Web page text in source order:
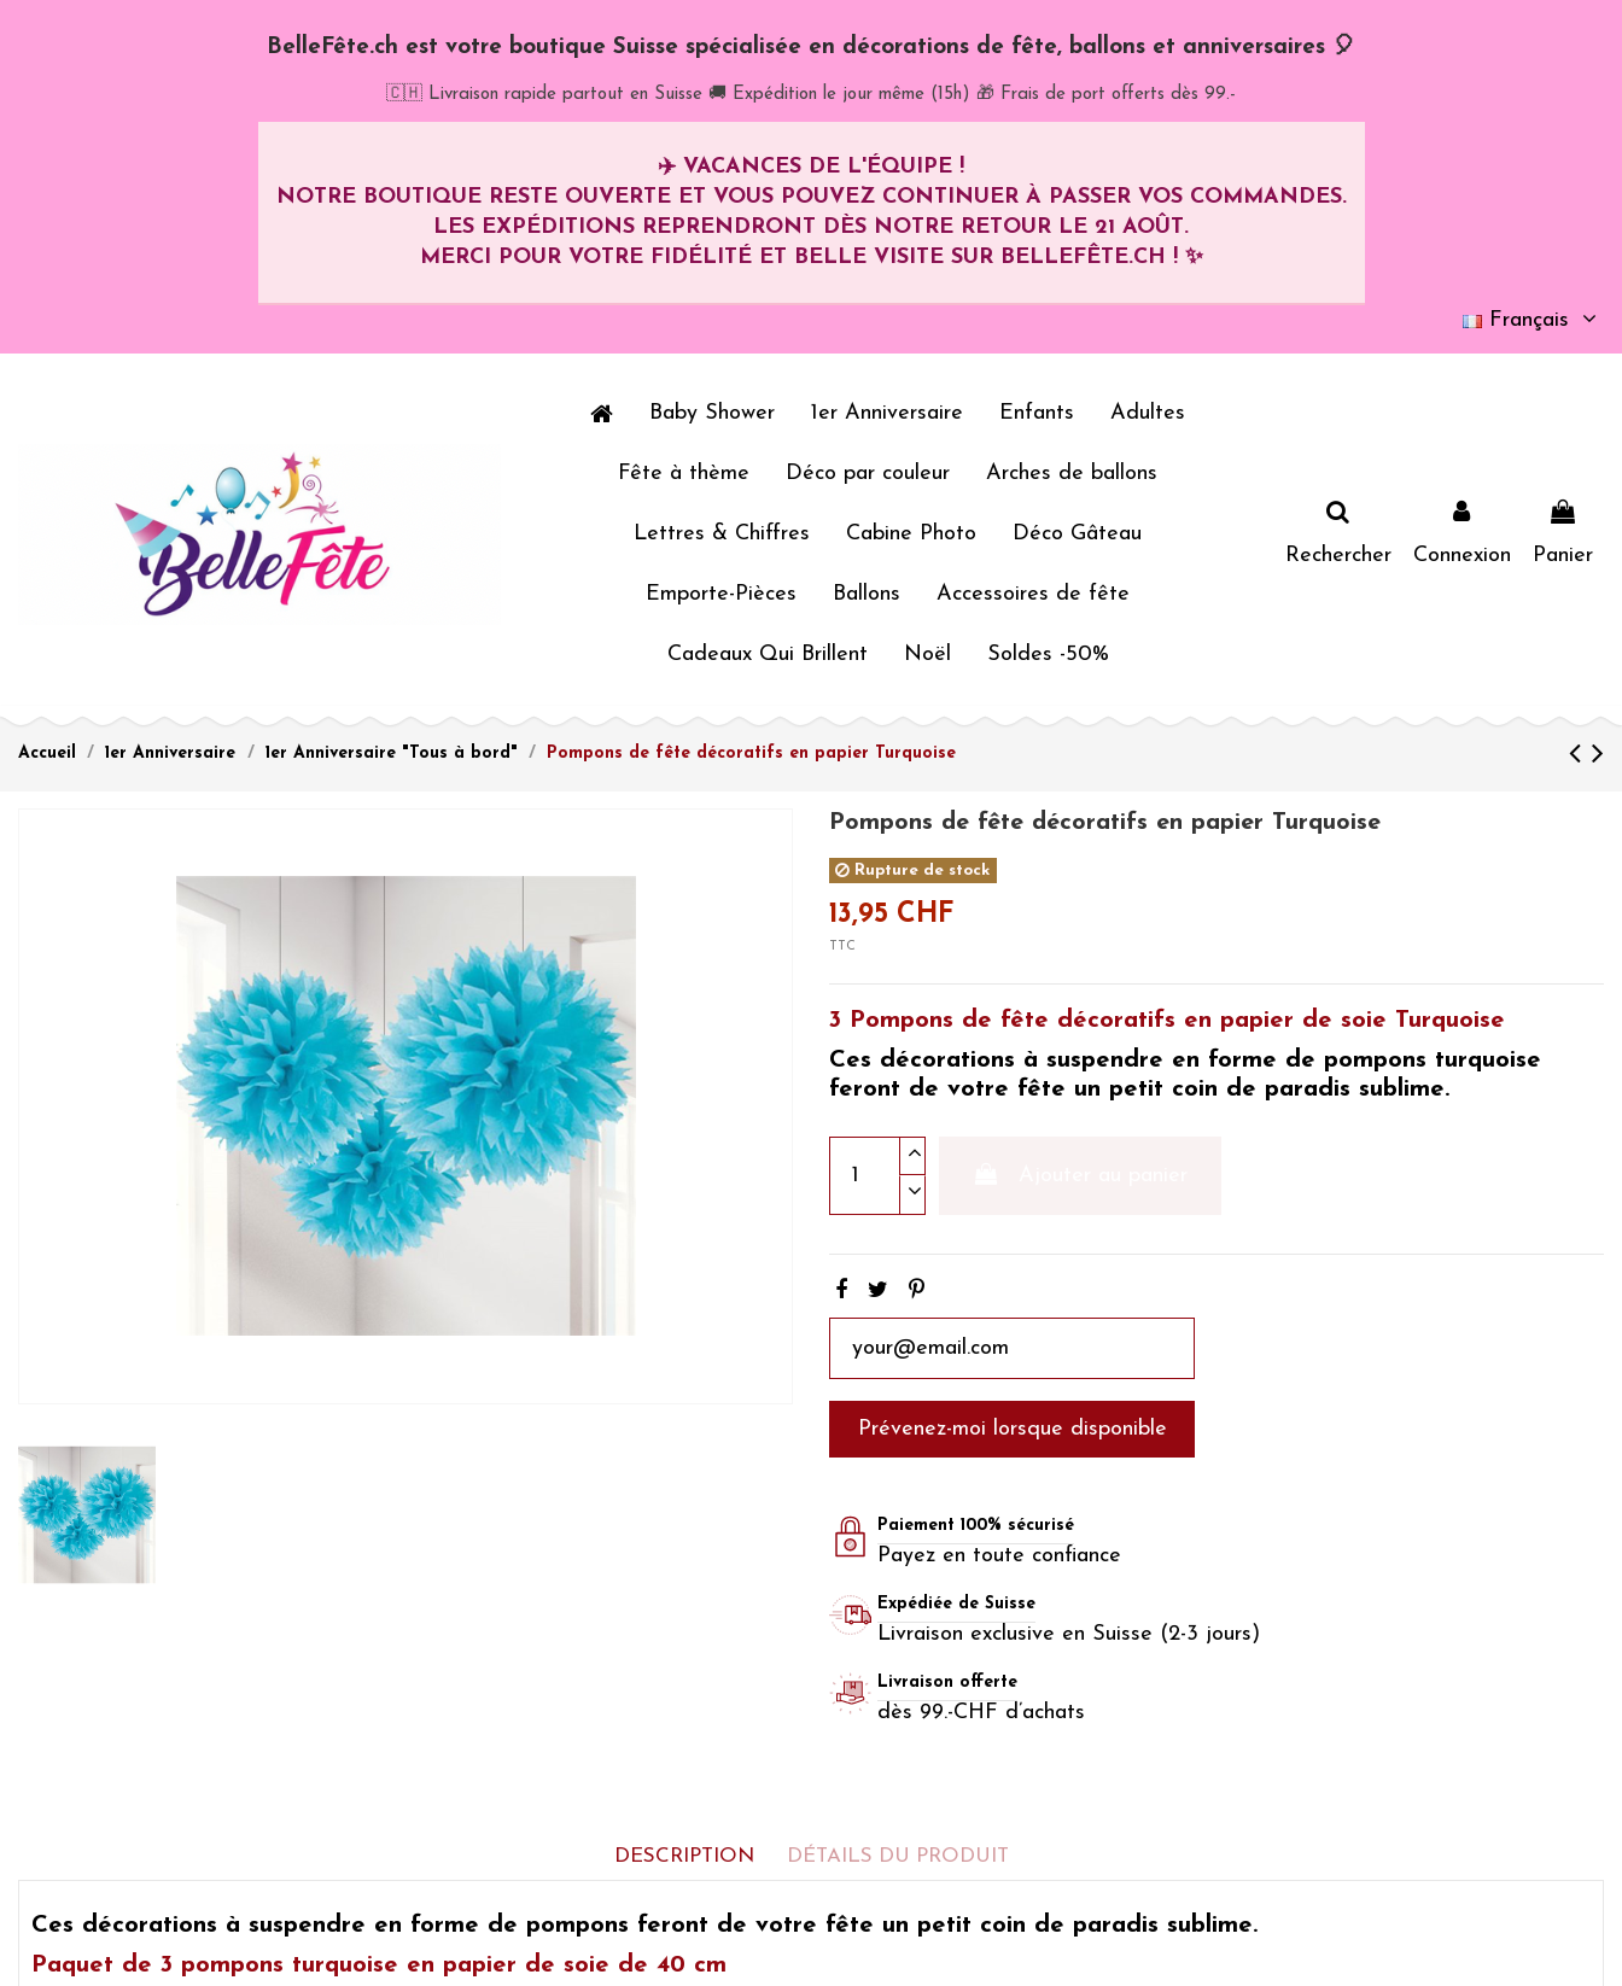
BelleFête.ch est votre boutique Suisse spécialisée en décorations de fête, ballons et anniversaires 🎈
🇨🇭 Livraison rapide partout en Suisse 🚚 Expédition le jour même (15h) 🎁 Frais de port offerts dès 99.-
✈️ VACANCES DE L'ÉQUIPE !
NOTRE BOUTIQUE RESTE OUVERTE ET VOUS POUVEZ CONTINUER À PASSER VOS COMMANDES.
LES EXPÉDITIONS REPRENDRONT DÈS NOTRE RETOUR LE 21 AOÛT.
MERCI POUR VOTRE FIDÉLITÉ ET BELLE VISITE SUR BELLEFÊTE.CH ! ✨
Français
Baby Shower 1er Anniversaire Enfants Adultes
Fête à thème Déco par couleur Arches de ballons
Lettres & Chiffres Cabine Photo Déco Gâteau
Emporte-Pièces Ballons Accessoires de fête
Cadeaux Qui Brillent Noël Soldes -50%
Rechercher Connexion Panier
Accueil 1er Anniversaire 1er Anniversaire "Tous à bord" Pompons de fête décoratifs en papier Turquoise
Pompons de fête décoratifs en papier Turquoise
Rupture de stock
13,95 CHF
TTC
3 Pompons de fête décoratifs en papier de soie Turquoise
Ces décorations à suspendre en forme de pompons turquoise
feront de votre fête un petit coin de paradis sublime.
Paiement 100% sécurisé
Payez en toute confiance
Expédiée de Suisse
Livraison exclusive en Suisse (2-3 jours)
Livraison offerte
dès 99.-CHF d’achats
DESCRIPTION DÉTAILS DU PRODUIT
Ces décorations à suspendre en forme de pompons feront de votre fête un petit coin de paradis sublime.
Paquet de 3 pompons turquoise en papier de soie de 40 cm